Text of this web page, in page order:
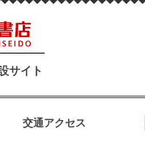
サイト
交通アクセス